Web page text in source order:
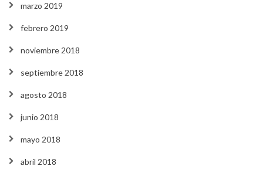
marzo 2019
febrero 2019
noviembre 2018
septiembre 2018
agosto 2018
junio 2018
mayo 2018
abril 2018